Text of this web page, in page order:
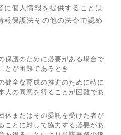
個人情報を提供することは
保護法その他の法令で認め
保護のために必要がある場合で
とが困難であるとき
健全な育成の推進のために特に
人の同意を得ることが困難であ
体またはその委託を受けた者が
ことに対して協力する必要があ